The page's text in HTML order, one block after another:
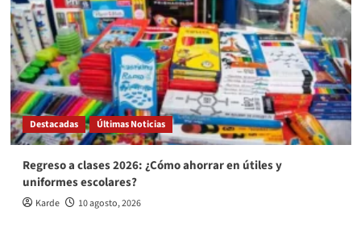
Destacadas Últimas Noticias
Regreso a clases 2026: ¿Cómo ahorrar en útiles y
uniformes escolares?
Karde 10 agosto, 2026